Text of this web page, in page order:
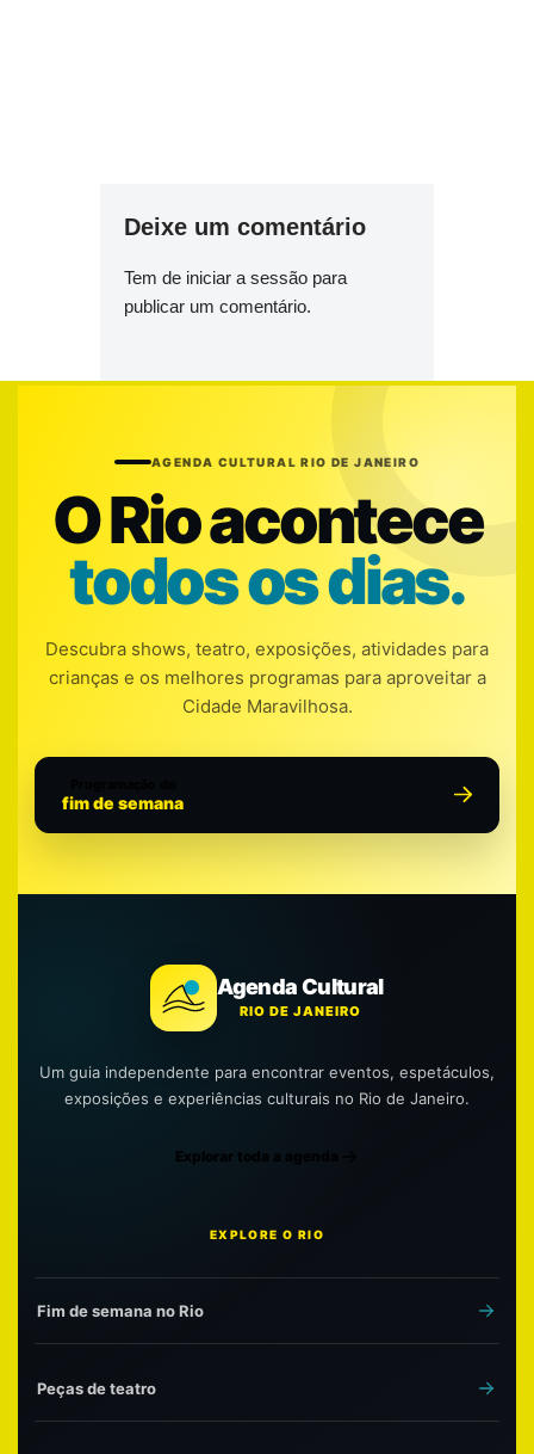
Deixe um comentário
Tem de iniciar a sessão para
publicar um comentário.
AGENDA CULTURAL RIO DE JANEIRO
O Rio acontece
todos os dias.
Descubra shows, teatro, exposições, atividades para
crianças e os melhores programas para aproveitar a
Cidade Maravilhosa.
fim de semana
Agenda Cultural
RIO DE JANEIRO
Um guia independente para encontrar eventos, espetáculos,
exposições e experiências culturais no Rio de Janeiro.
Explorar toda a agenda
EXPLORE O RIO
Fim de semana no Rio
Peças de teatro